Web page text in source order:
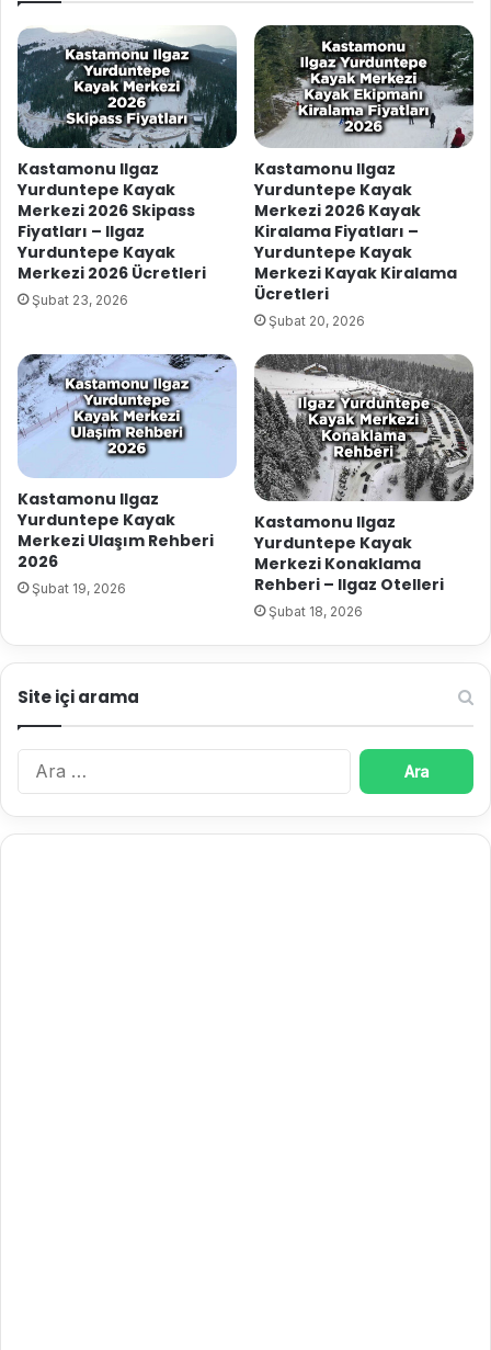
Kastamonu Ilgaz
Yurduntepe Kayak
Merkezi 2026 Skipass
Fiyatları – Ilgaz
Yurduntepe Kayak
Merkezi 2026 Ücretleri
Şubat 23, 2026
Kastamonu Ilgaz
Yurduntepe Kayak
Merkezi 2026 Kayak
Kiralama Fiyatları –
Yurduntepe Kayak
Merkezi Kayak Kiralama
Ücretleri
Şubat 20, 2026
Kastamonu Ilgaz
Yurduntepe Kayak
Merkezi Ulaşım Rehberi
2026
Şubat 19, 2026
Kastamonu Ilgaz
Yurduntepe Kayak
Merkezi Konaklama
Rehberi – Ilgaz Otelleri
Şubat 18, 2026
Site içi arama
A